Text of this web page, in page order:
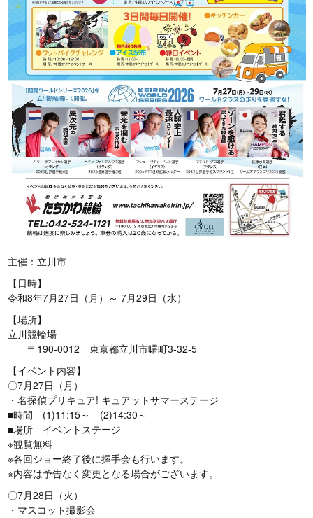
主催：立川市
【日時】
令和8年7月27日（月）～ 7月29日（水）
【場所】
立川競輪場
〒190-0012 東京都立川市曙町3-32-5
【イベント内容】
〇7月27日（月）
・名探偵プリキュア! キュアットサマーステージ
■時間 (1)11:15～ (2)14:30～
■場所 イベントステージ
※観覧無料
※各回ショー終了後に握手会も行います。
※内容は予告なく変更となる場合がございます。
〇7月28日（火）
・マスコット撮影会